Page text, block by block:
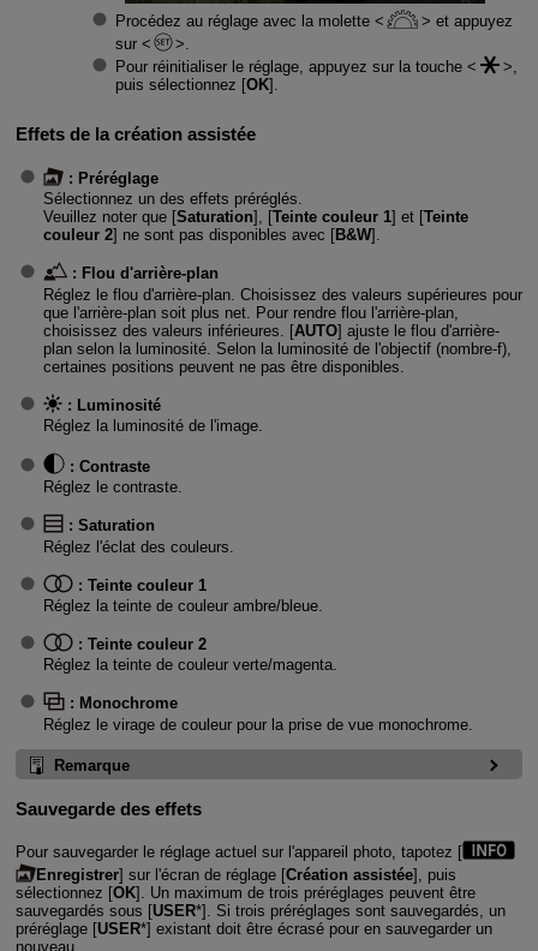
Procédez au réglage avec la molette
et appuyez
sur
Pour réinitialiser le réglage, appuyez sur la touche
puis sélectionnez [OK].
Effets de la création assistée
: Préréglage
Sélectionnez un des effets préréglés.
Veuillez noter que [Saturation], [Teinte couleur 1] et [Teinte
couleur 2] ne sont pas disponibles avec [B&W].
: Flou d'arrière-plan
Réglez le flou d'arrière-plan. Choisissez des valeurs supérieures pour
que l'arrière-plan soit plus net. Pour rendre flou l'arrière-plan,
choisissez des valeurs inférieures. [AUTO] ajuste le flou d'arrière-
plan selon la luminosité. Selon la luminosité de l'objectif (nombre-f),
certaines positions peuvent ne pas être disponibles.
: Luminosité
Réglez la luminosité de l'image.
: Contraste
Réglez le contraste.
: Saturation
Réglez l'éclat des couleurs.
: Teinte couleur 1
Réglez la teinte de couleur ambre/bleue.
: Teinte couleur 2
Réglez la teinte de couleur verte/magenta.
: Monochrome
Réglez le virage de couleur pour la prise de vue monochrome.
Remarque
Sauvegarde des effets
Pour sauvegarder le réglage actuel sur l'appareil photo, tapotez [
Enregistrer] sur l'écran de réglage [Création assistée], puis
sélectionnez [OK]. Un maximum de trois préréglages peuvent être
sauvegardés sous [USER*]. Si trois préréglages sont sauvegardés, un
préréglage [USER*] existant doit être écrasé pour en sauvegarder un
nouveau.